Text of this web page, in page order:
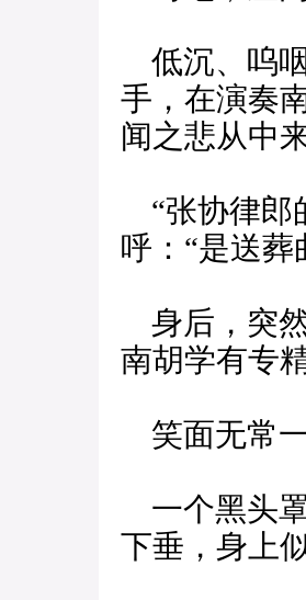
低沉、呜
手，在演奏
闻之悲从中
“张协律郎
呼：“是送葬
身后，突
南胡学有专
笑面无常
一个黑头
下垂，身上